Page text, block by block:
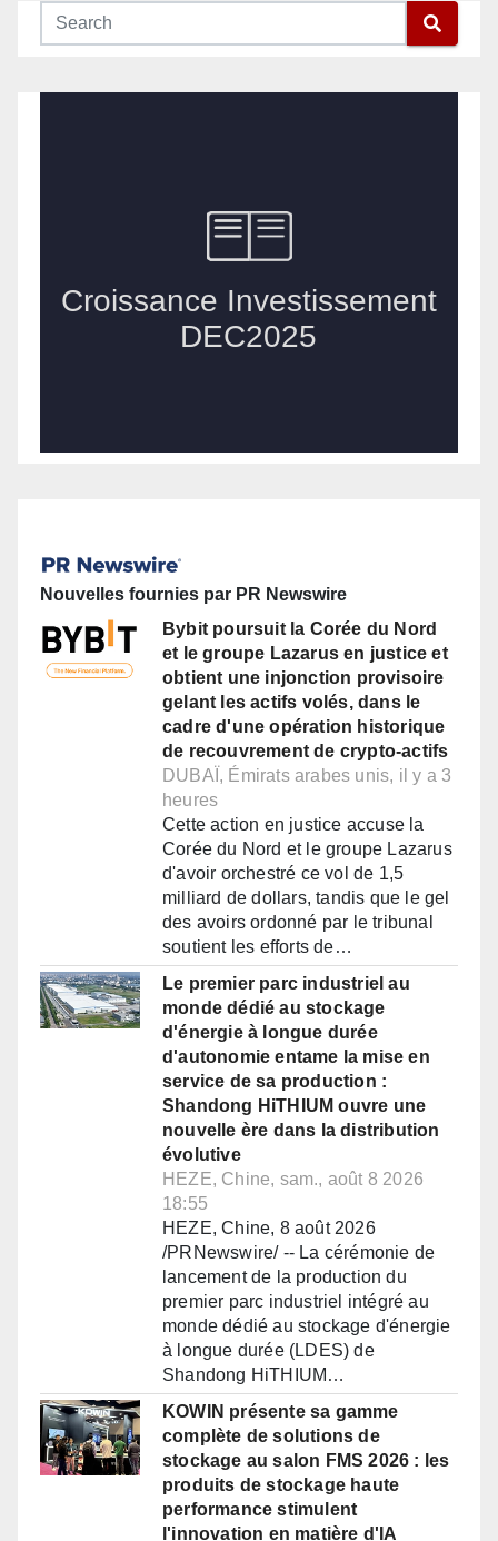
Nouvelles fournies par PR Newswire
Bybit poursuit la Corée du Nord
et le groupe Lazarus en justice et
obtient une injonction provisoire
gelant les actifs volés, dans le
cadre d'une opération historique
de recouvrement de crypto-actifs
DUBAÏ, Émirats arabes unis, il y a 3
heures
Cette action en justice accuse la
Corée du Nord et le groupe Lazarus
d'avoir orchestré ce vol de 1,5
milliard de dollars, tandis que le gel
des avoirs ordonné par le tribunal
soutient les efforts de…
Le premier parc industriel au
monde dédié au stockage
d'énergie à longue durée
d'autonomie entame la mise en
service de sa production :
Shandong HiTHIUM ouvre une
nouvelle ère dans la distribution
évolutive
HEZE, Chine, sam., août 8 2026
18:55
HEZE, Chine, 8 août 2026
/PRNewswire/ -- La cérémonie de
lancement de la production du
premier parc industriel intégré au
monde dédié au stockage d'énergie
à longue durée (LDES) de
Shandong HiTHIUM…
KOWIN présente sa gamme
complète de solutions de
stockage au salon FMS 2026 : les
produits de stockage haute
performance stimulent
l'innovation en matière d'IA